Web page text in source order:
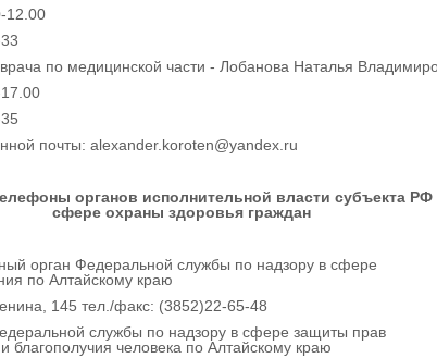
12.00
по медицинской части - Лобанова Наталья
почты: alexander.koroten@yandex.ru
органов исполнительной власти субъекта РФ
сфере охраны здоровья граждан
орган Федеральной службы по надзору в сфере
по Алтайскому краю
145 тел./факс: (3852)22-65-48
службы по надзору в сфере защиты прав
благополучия человека по Алтайскому краю